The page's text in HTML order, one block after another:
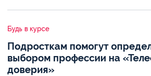
Будь в курсе
Подросткам помогут
выбором профессии на
доверия»